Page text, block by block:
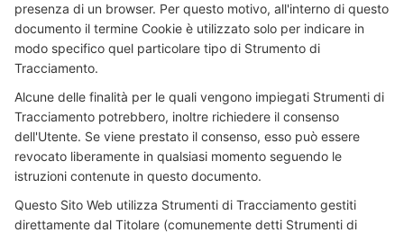
presenza di un browser. Per questo motivo, all'interno di questo
documento il termine Cookie è utilizzato solo per indicare in
modo specifico quel particolare tipo di Strumento di
Tracciamento.
Alcune delle finalità per le quali vengono impiegati Strumenti di
Tracciamento potrebbero, inoltre richiedere il consenso
dell'Utente. Se viene prestato il consenso, esso può essere
revocato liberamente in qualsiasi momento seguendo le
istruzioni contenute in questo documento.
Questo Sito Web utilizza Strumenti di Tracciamento gestiti
direttamente dal Titolare (comunemente detti Strumenti di